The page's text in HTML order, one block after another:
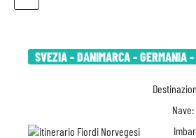
SVEZIA - DANIMARCA - GERMANIA -
Nave: